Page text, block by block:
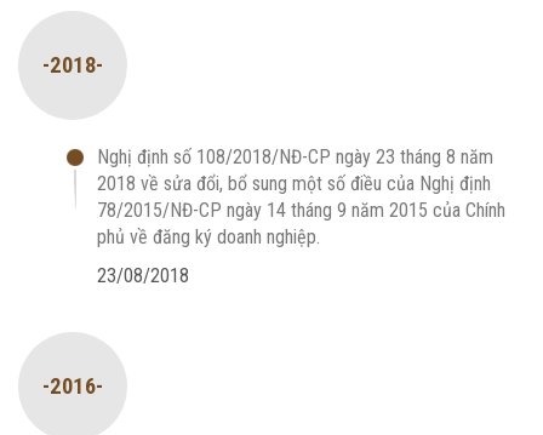
-2018-
Nghị định số 108/2018/NĐ-CP ngày 23 tháng 8 năm
2018 về sửa đổi, bổ sung một số điều của Nghị định
78/2015/NĐ-CP ngày 14 tháng 9 năm 2015 của Chính
phủ về đăng ký doanh nghiệp.
23/08/2018
-2016-